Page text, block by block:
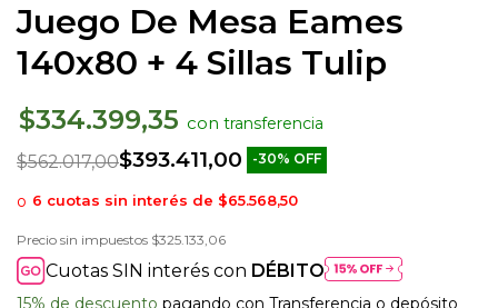
Juego De Mesa Eames
140x80 + 4 Sillas Tulip
$334.399,35 con
$562.017,00$393.411,00 -30% OFF
Cuotas SIN interés con DÉBITO
Precio sin impuestos $325.133,06
6 cuotas sin interés de $65.568,50